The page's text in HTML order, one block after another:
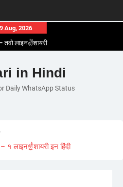
Aug, 2026
लाइन✌️शायरी
इन हिंदी
इन हिंदी
लाइन☝️शायरी इन हिंदी
in Hindi
Daily WhatsApp Status
लाइन☝️शायरी इन हिंदी